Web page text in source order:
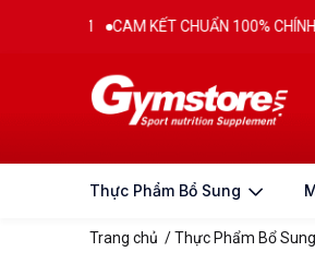
CAM KẾT CHUẨN 100% CHÍNH HÃNG
Thực Phẩm Bổ Sung
Trang chủ /Thực Phẩm Bổ Sung